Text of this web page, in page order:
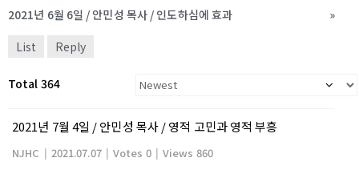
2021년 6월 6일 / 안민성 목사 / 인도하심에 효과
»
List
Reply
Total 364
2021년 7월 4일 / 안민성 목사 / 영적 고민과 영적 부흥
NJHC | 2021.07.07 | Votes 0 | Views 860